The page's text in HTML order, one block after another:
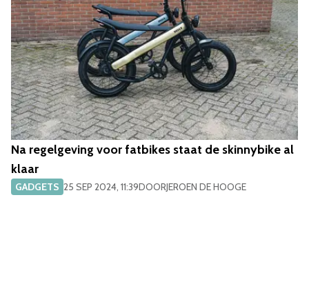
Na regelgeving voor fatbikes staat de skinnybike al
klaar
GADGETS 25 SEP 2024, 11:39DOORJEROEN DE HOOGE